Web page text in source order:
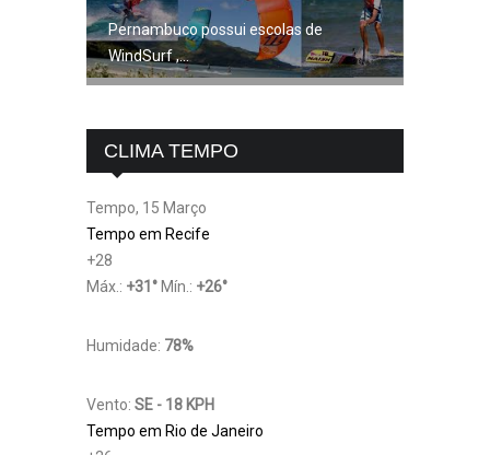
Pernambuco possui escolas de
WindSurf ,...
CLIMA TEMPO
Tempo, 15 Março
Tempo em Recife
+28
Máx.: +31 ° Mín.: +26°
Humidade: 78%
Vento: SE - 18 KPH
Tempo em Rio de Janeiro